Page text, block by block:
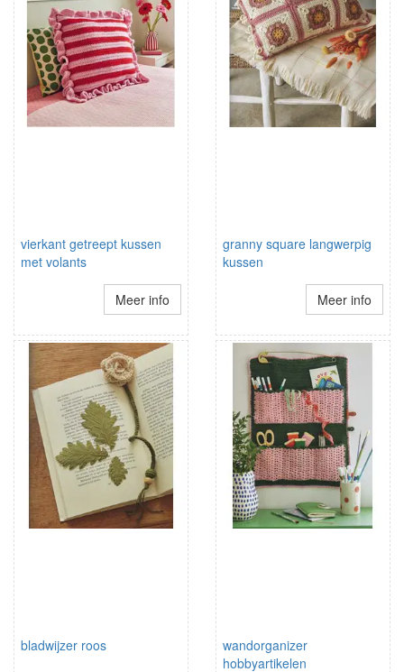
vierkant getreept kussen
met volants
Meer info
granny square langwerpig
kussen
Meer info
bladwijzer roos
wandorganizer
hobbyartikelen